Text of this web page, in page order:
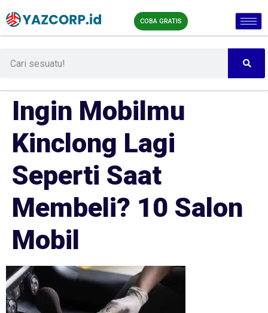
COBA GRATIS
Ingin Mobilmu
Kinclong Lagi
Seperti Saat
Membeli? 10 Salon
Mobil